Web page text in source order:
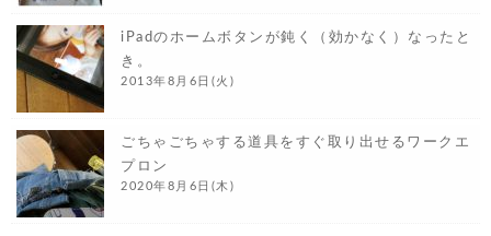
iPadのホームボタンが鈍く（効かなく）なったと
き。
2013年8月6日(火)
ごちゃごちゃする道具をすぐ取り出せるワークエ
プロン
2020年8月6日(木)